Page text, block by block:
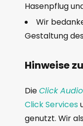
Hasenpflug
Wir
Gestaltung
Hinweise
DieClick
Click Services
genutzt. Wir